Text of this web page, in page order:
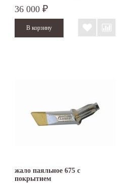
36 000 ₽
жало паяльное 675 с
покрытием